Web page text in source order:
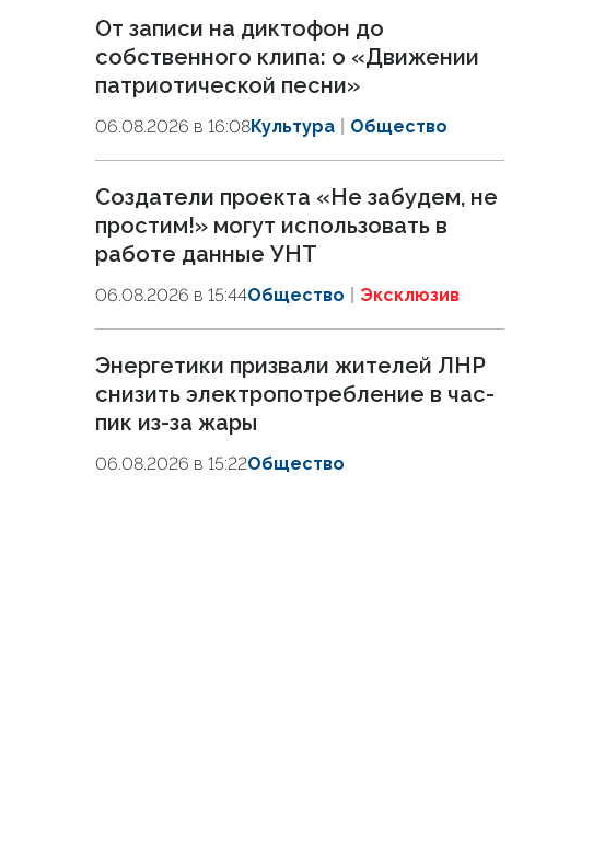
От записи на диктофон до
собственного клипа: о «Движении
патриотической песни»
06.08.2026 в 16:08Культура Общество
Создатели проекта «Не забудем, не
простим!» могут использовать в
работе данные УНТ
06.08.2026 в 15:44Общество Эксклюзив
Энергетики призвали жителей ЛНР
снизить электропотребление в час-
пик из-за жары
06.08.2026 в 15:22Общество